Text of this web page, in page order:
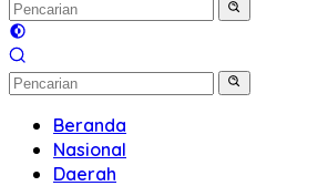
Beranda
Nasional
Daerah